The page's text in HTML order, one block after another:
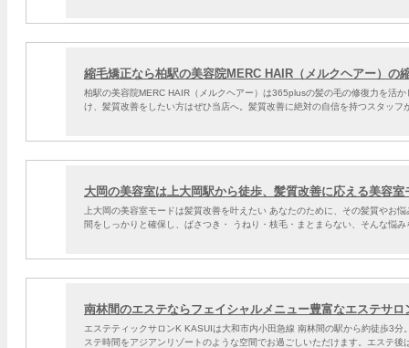
縮毛矯正なら柏駅の美容院MERC HAIR（メルクヘアー）の
柏駅の美容院MERC HAIR（メルクヘアー）は365plusの髪の毛の修復力を活
け、髪質改善をしたい方はぜひ当店へ。髪質改善に絶対の自信を持つスタッ
大岡の美容室は上大岡駅から徒歩、髪質改善に応える美容室
上大岡の美容室モードは髪質改善を叶えたい あなたのために、その髪質やお
間をしっかりと確保し、ぱさつき・ うねり・枝毛・まとまらない、そんな悩
南林間のエステならフェイシャルメニュー豊富なエステサ
エステティックサロンK KASUIは大和市内小田急線 南林間の駅から約徒歩3
ステ時間をアジアンリゾートのような空間でお過ごしいただけます。エステ